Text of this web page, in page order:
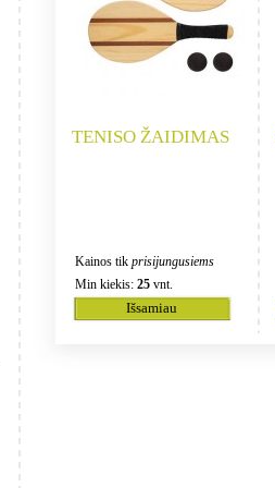
TENISO ŽAIDIMAS
Kainos tik prisijungusiems
Min kiekis: 25vnt.
Išsamiau